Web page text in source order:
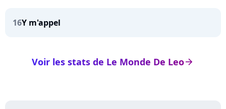
16Y m'appel
arrow_right
Voir les stats de Le Monde De Leo